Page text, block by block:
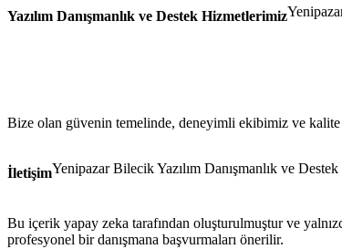
Yazılım Danışmanlık ve Destek Hizmetlerimiz
Bize olan güvenin temelinde, deneyimli ekibimiz ve kalite
İletişimYenipazar Bilecik Yazılım Danışmanlık ve
Bu içerik yapay zeka tarafından oluşturulmuştur ve
profesyonel bir danışmana başvurmaları önerilir.